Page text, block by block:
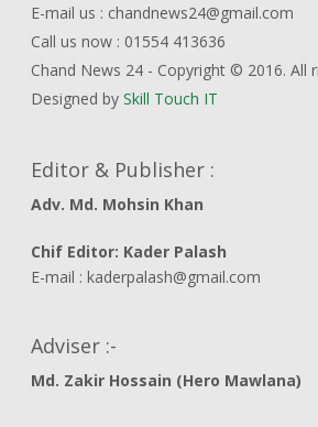
E-mail us : chandnews24@gmail.com
Call us now : 01554 413636
Chand News 24 - Copyright © 2016. All
Designed bySkill Touch IT
Editor & Publisher :
Adv. Md. Mohsin Khan
Chif Editor: Kader Palash
E-mail : kaderpalash@gmail.com
Adviser :-
Md. Zakir Hossain (Hero Mawlana)